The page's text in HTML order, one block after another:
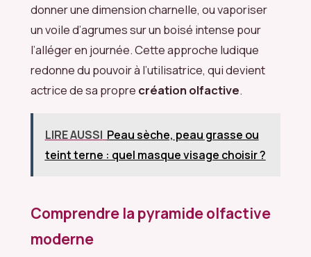
donner une dimension charnelle, ou vaporiser
un voile d’agrumes sur un boisé intense pour
l’alléger en journée. Cette approche ludique
redonne du pouvoir à l’utilisatrice, qui devient
actrice de sa propre création olfactive.
LIRE AUSSI Peau sèche, peau grasse ou
teint terne : quel masque visage choisir ?
Comprendre la pyramide olfactive
moderne